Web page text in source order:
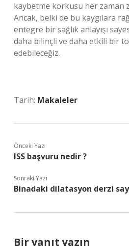
kaybetme korkusu her zaman
Ancak, belki de bu kaygılara
entegre bir sağlık anlayışı
daha bilinçli ve daha etkili bir
edebileceğiz.
Tarih: Makaleler
Önceki Yazı
ISS başvuru nedir ?
Sonraki Yazı
Binadaki dilatasyon derzi
Bir yanıt yazın